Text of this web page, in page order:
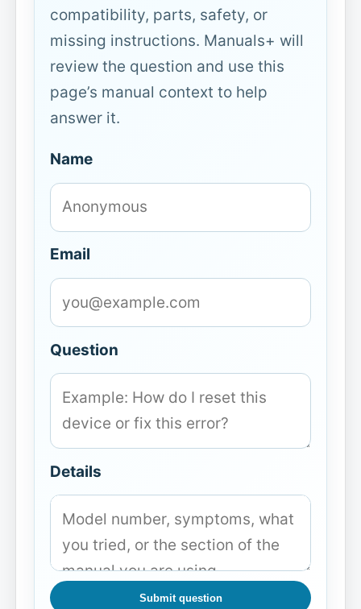
compatibility, parts, safety, or
missing instructions. Manuals+ will
review the question and use this
page’s manual context to help
answer it.
Name
Email
Question
Details
Submit question